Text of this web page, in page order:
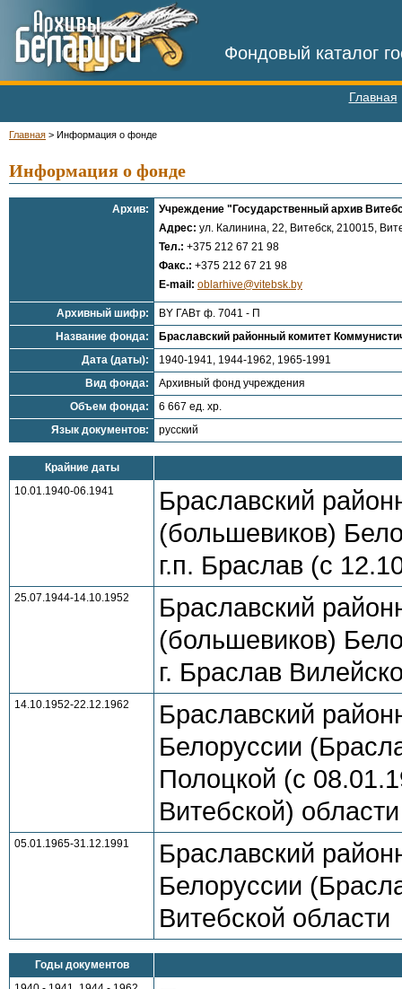
Фондовый каталог
Главная
Главная > Информация о фонде
Информация о фонде
Архив:
Учреждение "Государственный архив
Адрес: ул. Калинина, 22, Витебск, 210015,
Тел.: +375 212 67 21 98
Факс.: +375 212 67 21 98
E-mail: oblarhive@vitebsk.by
Архивный шифр:
BY ГАВт ф. 7041 - П
Название фонда:
Браславский районный комитет
Дата (даты):
1940-1941, 1944-1962, 1965-1991
Вид фонда:
Архивный фонд учреждения
Объем фонда:
6 667 ед. хр.
Язык документов:
русский
Крайние даты
10.01.1940-06.1941
Браславский
(большевиков)
г.п. Браслав (с
25.07.1944-14.10.1952
Браславский
(большевиков)
г. Браслав
14.10.1952-22.12.1962
Браславский
Белоруссии
Полоцкой (с
Витебской) области
05.01.1965-31.12.1991
Браславский
Белоруссии
Витебской области
Годы документов